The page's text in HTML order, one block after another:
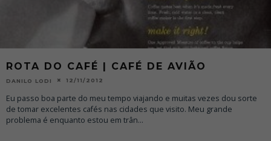
ROTA DO CAFÉ | CAFÉ DE AVIÃO
DANILO LODI 12/11/2012
Eu passo boa parte do meu tempo viajando e muitas vezes dou sorte
de tomar excelentes cafés nas cidades que visito. Meu grande
problema é enquanto estou em trân...